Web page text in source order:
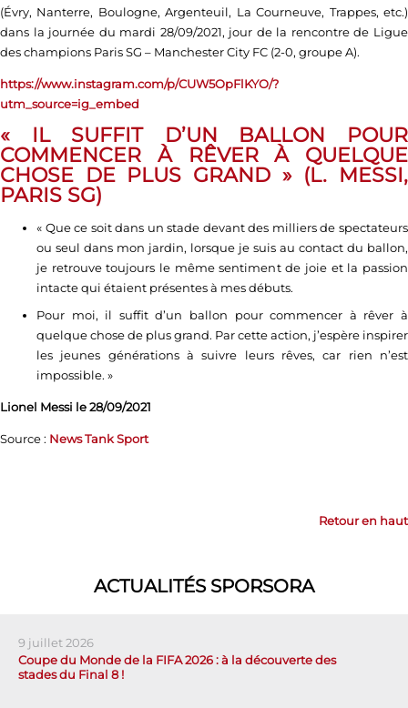
(Évry, Nanterre, Boulogne, Argenteuil, La Courneuve, Trappes, etc.)
dans la journée du mardi 28/09/2021, jour de la rencontre de Ligue
des champions Paris SG – Manchester City FC (2-0, groupe A).
https://www.instagram.com/p/CUW5OpFlKYO/?
utm_source=ig_embed
« IL SUFFIT D’UN BALLON POUR
COMMENCER À RÊVER À QUELQUE
CHOSE DE PLUS GRAND » (L. MESSI,
PARIS SG)
« Que ce soit dans un stade devant des milliers de spectateurs
ou seul dans mon jardin, lorsque je suis au contact du ballon,
je retrouve toujours le même sentiment de joie et la passion
intacte qui étaient présentes à mes débuts.
Pour moi, il suffit d’un ballon pour commencer à rêver à
quelque chose de plus grand. Par cette action, j’espère inspirer
les jeunes générations à suivre leurs rêves, car rien n’est
impossible. »
Lionel Messi le 28/09/2021
Source : News Tank Sport
Retour en haut
ACTUALITÉS SPORSORA
9 juillet 2026
Coupe du Monde de la FIFA 2026 : à la découverte des
stades du Final 8 !